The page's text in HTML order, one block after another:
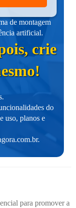
de montagem
artificial.
crie
do
uso, planos e
.
para promover a